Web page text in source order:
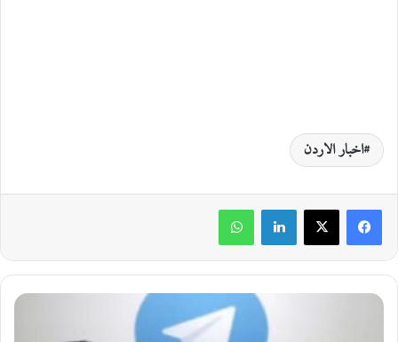
اخبار الاردن
ع